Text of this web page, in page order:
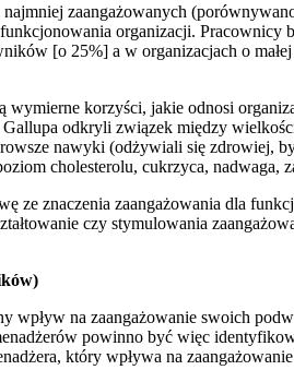
zaangażowanych
organizacji. Pracownicy
[o 25%] a w organizacjach o
wymierne korzyści, jakie odnosi
odkryli związek między
nawyki (odżywiali się
cholesterolu, cukrzyca, nadwaga,
ze znaczenia zaangażowania dla
czy stymulowania
wpływ na zaangażowanie swoich
powinno być więc
który wpływa na